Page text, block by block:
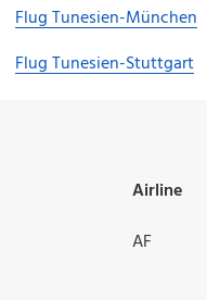
Flug Tunesien-München
Flug Tunesien-Stuttgart
Airline
AF